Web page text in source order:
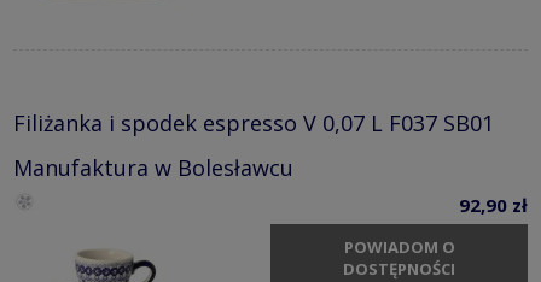
Filiżanka i spodek espresso V 0,07 L F037 SB01
Manufaktura w Bolesławcu
92,90 zł
POWIADOM O
DOSTĘPNOŚCI